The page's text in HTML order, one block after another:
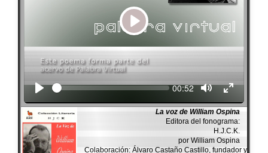
Play
Seek Current
00:52
La voz de William Ospina
Editora del fonograma:
H.J.C.K.
por William Ospina
Colaboración: Álvaro Castaño Castillo, fundador y